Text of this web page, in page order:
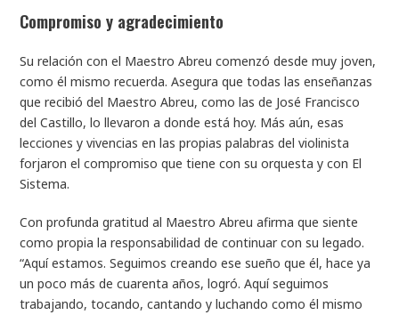
Compromiso y agradecimiento
Su relación con el Maestro Abreu comenzó desde muy joven,
como él mismo recuerda. Asegura que todas las enseñanzas
que recibió del Maestro Abreu, como las de José Francisco
del Castillo, lo llevaron a donde está hoy. Más aún, esas
lecciones y vivencias en las propias palabras del violinista
forjaron el compromiso que tiene con su orquesta y con El
Sistema.
Con profunda gratitud al Maestro Abreu afirma que siente
como propia la responsabilidad de continuar con su legado.
“Aquí estamos. Seguimos creando ese sueño que él, hace ya
un poco más de cuarenta años, logró. Aquí seguimos
trabajando, tocando, cantando y luchando como él mismo